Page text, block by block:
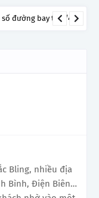
đường bay từ 1/4
Bling, nhiều địa
Bình, Điện Biên…